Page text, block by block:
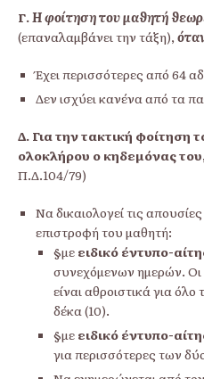
Γ.Η φοίτηση του μαθητή
(επαναλαμβάνει την τάξη),
Έχει περισσότερες από 64
Δεν ισχύει κανένα από τα
Δ. Για την τακτική φοίτηση
ολοκλήρου ο κηδεμόνας
Π.Δ.104/79)
Να δικαιολογεί τις απουσίες
επιστροφή του μαθητή:
§με ειδικό έντυπο-
συνεχόμενων ημερών. Οι
είναι αθροιστικά για
δέκα (10).
§με ειδικό έντυπο-
για περισσότερες των